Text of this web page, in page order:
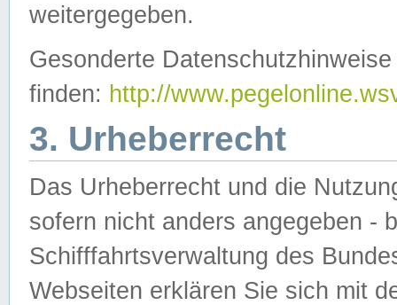
weitergegeben.
Gesonderte
finden: http://
3. Urheberrecht
Das Urheberrecht und die
sofern nicht anders angegeben -
Schifffahrtsverwaltung des
Webseiten erklären Sie sich mit